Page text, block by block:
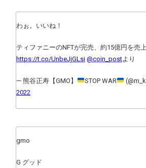
わぉ。いいね！
ティファニーのNFTが完売、約15億円を売
https://t.co/UnbeJjGLsi @coin_postより
— 熊谷正寿【GMO】 STOP WAR
2022
gmo
G グッド